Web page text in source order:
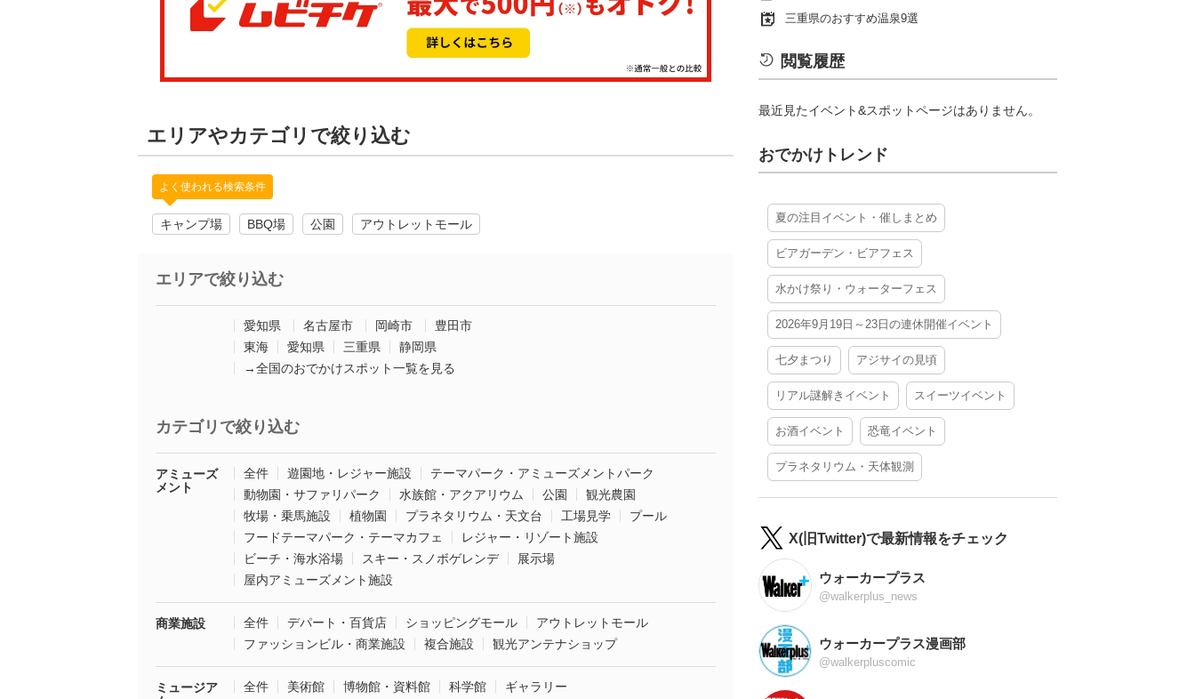
エリアやカテゴリで絞り込む
よく使われる検索条件
キャンプ場 BBQ場 公園 アウトレットモール
エリアで絞り込む
愛知県 名古屋市 岡崎市
豊田市
東海
愛知県 三重県
静岡県
→全国のおでかけスポット一覧を見る
カテゴリで絞り込む
アミューズ
メント
全件 遊園地・レジャー施設
テーマパーク・アミューズメントパーク
動物園・サファリパーク
水族館・アクアリウム 公園
観光農園
牧場・乗馬施設
植物園 プラネタリウム・天文台 工場見学
プール
フードテーマパーク・テーマカフェ
レジャー・リゾート施設
ビーチ・海水浴場
スキー・スノボゲレンデ
展示場
屋内アミューズメント施設
商業施設 全件 デパート・百貨店 ショッピングモール
アウトレットモール
ファッションビル・商業施設
複合施設 観光アンテナショップ
ミュージア
全件 美術館 博物館・資料館 科学館 ギャラリー
三重県のおすすめ温泉9選
閲覧履歴
最近見たイベント&スポットページはありません。
おでかけトレンド
夏の注目イベント・催しまとめ
ビアガーデン・ビアフェス
水かけ祭り・ウォーターフェス
2026年9月19日～23日の連休開催イベント
七夕まつり アジサイの見頃
リアル謎解きイベント スイーツイベント
お酒イベント 恐竜イベント
プラネタリウム・天体観測
X(旧Twitter)で最新情報をチェック
ウォーカープラス
@walkerplus_news
ウォーカープラス漫画部
@walkerpluscomic